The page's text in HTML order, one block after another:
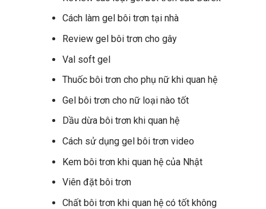
Cách làm gel bôi trơn tại nhà
Review gel bôi trơn cho gây
Val soft gel
Thuốc bôi trơn cho phụ nữ khi quan hệ
Gel bôi trơn cho nữ loại nào tốt
Dầu dừa bôi trơn khi quan hệ
Cách sử dụng gel bôi trơn video
Kem bôi trơn khi quan hệ của Nhật
Viên đặt bôi trơn
Chất bôi trơn khi quan hệ có tốt không